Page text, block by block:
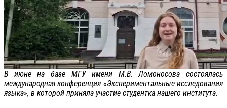
В июне на базе МГУ имени М.В. Ломоносова состоялась
международная конференция «Экспериментальные исследования
языка», в которой приняла участие студентка нашего института.